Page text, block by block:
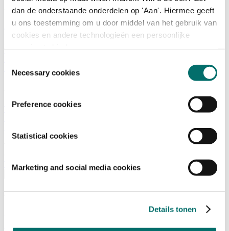
dan de onderstaande onderdelen op 'Aan'. Hiermee geeft
u ons toestemming om u door middel van het gebruik van
cookies en andere technologieën een persoonlijke
Necessary cookies
Preference cookies
Statistical cookies
Marketing and social media cookies
Details tonen
Programma
Terugblik
Activiteiten
Exposantenlijst
Programma
Tickets
Veelgestelde Vragen
TICKETS HORECAVA
Over Horecava